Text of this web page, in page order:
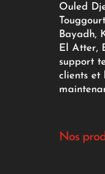
Ouled
Bayadh,
El Atter,
support
clients et
Nos